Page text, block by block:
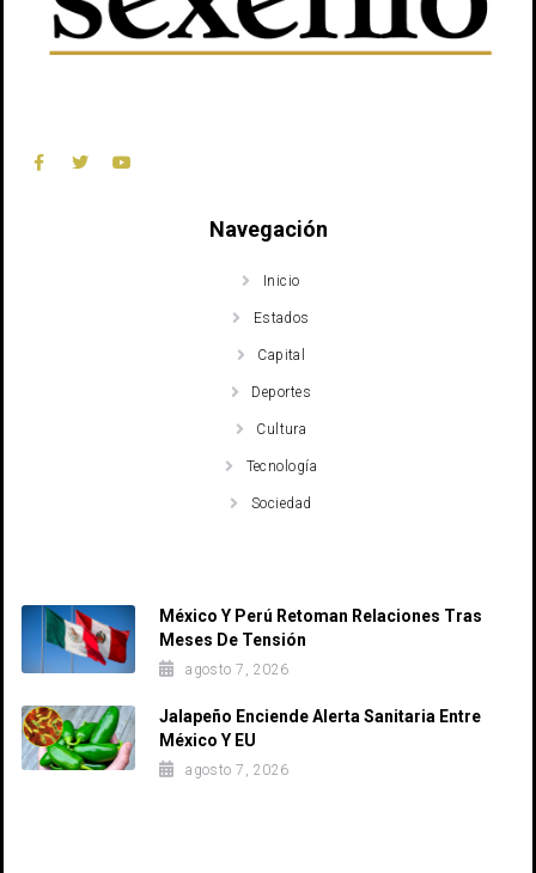
Navegación
Inicio
Estados
Capital
Deportes
Cultura
Tecnología
Sociedad
México Y Perú Retoman Relaciones Tras
Meses De Tensión
agosto 7, 2026
Jalapeño Enciende Alerta Sanitaria Entre
México Y EU
agosto 7, 2026